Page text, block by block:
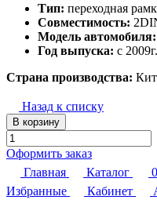
Тип: переходная
Совместимость:
Модель автомобиля:
Год выпуска: с 2009г.
Страна производства:
Назад к списку
В корзину
Оформить заказ
Главная
Каталог 0
Избранные
Кабинет